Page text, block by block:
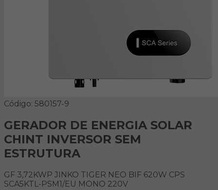
Código: 580157-9
GERADOR DE ENERGIA SOLAR
CHINT INVERSOR SEM
ESTRUTURA
GF 3,72KWP JINKO TIGER NEO BIF 620W CPS
SCA5KTL-PSM1/EU MONO 220V